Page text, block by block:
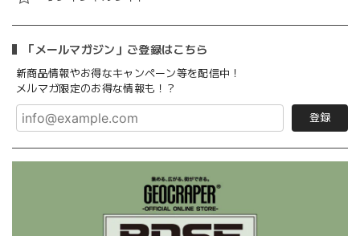
「メールマガジン」ご登録はこちら
新商品情報やお得なキャンペーン等を配信中！
メルマガ限定のお得な情報も！？
登録